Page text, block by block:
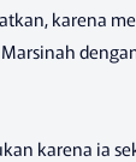
karena
karena ia